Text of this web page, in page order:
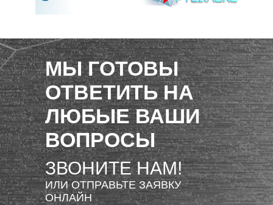
МЫ ГОТОВЫ
ОТВЕТИТЬ НА
ЛЮБЫЕ ВАШИ
ВОПРОСЫ
ЗВОНИТЕ НАМ!
ИЛИ ОТПРАВЬТЕ ЗАЯВКУ
ОНЛАЙН